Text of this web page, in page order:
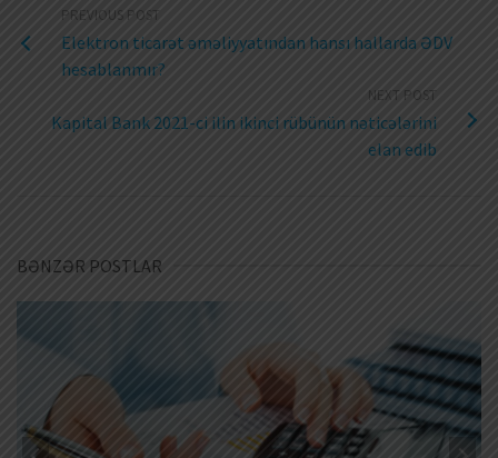
PREVIOUS POST
Elektron ticarət əməliyyatından hansı hallarda ƏDV
hesablanmır?
NEXT POST
Kapital Bank 2021-ci ilin ikinci rübünün nəticələrini
elan edib
BƏNZƏR POSTLAR